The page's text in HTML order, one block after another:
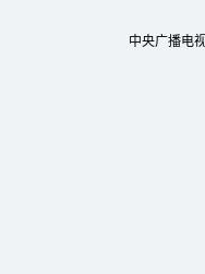
中央广播电